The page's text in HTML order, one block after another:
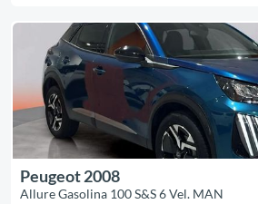
Peugeot 2008
Allure Gasolina 100 S&S 6 Vel. MAN